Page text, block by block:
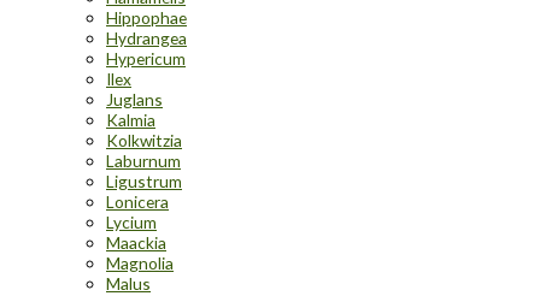
Hippophae
Hydrangea
Hypericum
Ilex
Juglans
Kalmia
Kolkwitzia
Laburnum
Ligustrum
Lonicera
Lycium
Maackia
Magnolia
Malus